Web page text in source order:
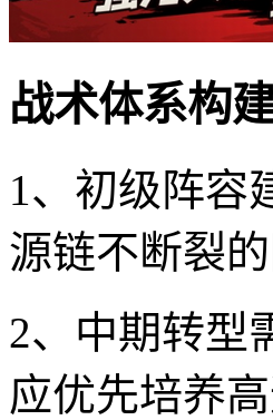
战术体系构建
1、初级阵容
源链不断裂
2、中期转型
应优先培养